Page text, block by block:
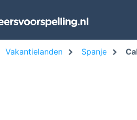
Vakantielanden Spanje